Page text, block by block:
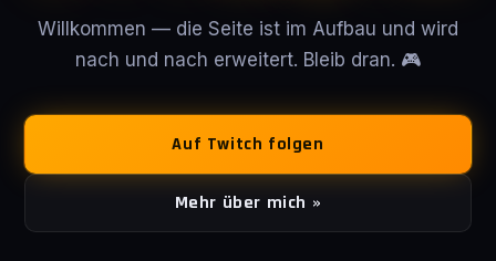
Willkommen — die Seite ist im Aufbau und wird
nach und nach erweitert. Bleib dran. 🎮
Auf Twitch folgen
Mehr über mich »